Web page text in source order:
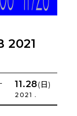
2021
11.28(日)
2021 .